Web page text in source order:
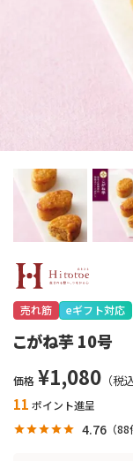
売れ筋 eギフト対応
こがね芋 10号
価格 ¥1,080
11 ポイント進呈
4.76 88